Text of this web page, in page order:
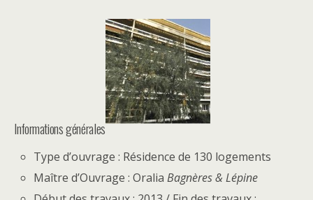
Informations générales
Type d’ouvrage : Résidence de 130 logements
Maître d’Ouvrage : OraliaBagnères & Lépine